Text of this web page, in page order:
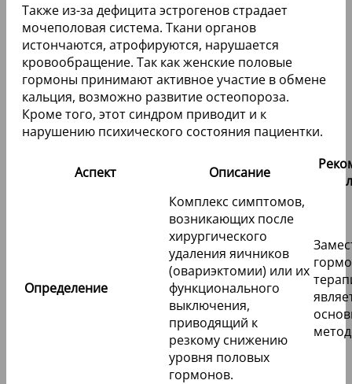
Также из-за дефицита эстрогенов страдает
мочеполовая система. Ткани органов
истончаются, атрофируются, нарушается
кровообращение. Так как женские половые
гормоны принимают активное участие в обмене
кальция, возможно развитие остеопороза.
Кроме того, этот синдром приводит и к
нарушению психического состояния пациентки.
Аспект Описание
Определение
Комплекс симптомов,
возникающих после
хирургического
удаления яичников
(овариэктомии) или их
функционального
выключения,
приводящий к
резкому снижению
уровня половых
гормонов.